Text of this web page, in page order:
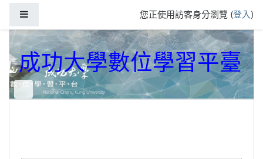
您正使用訪客身分瀏覽 (登入)
成功大學數位學習平臺